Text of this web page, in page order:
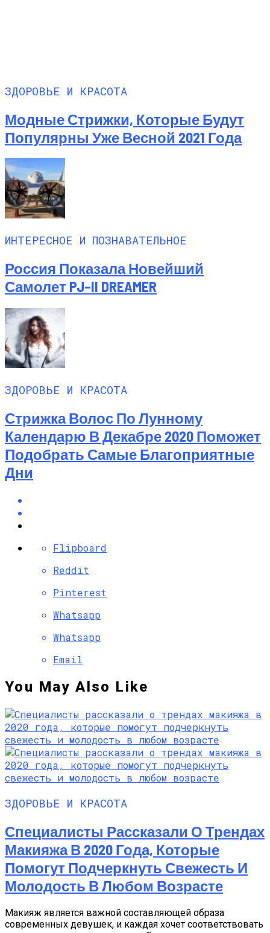
ЗДОРОВЬЕ И КРАСОТА
Модные Стрижки, Которые Будут
Популярны Уже Весной 2021 Года
ИНТЕРЕСНОЕ И ПОЗНАВАТЕЛЬНОЕ
Россия Показала Новейший
Самолет PJ–II DREAMER
ЗДОРОВЬЕ И КРАСОТА
Стрижка Волос По Лунному
Календарю В Декабре 2020 Поможет
Подобрать Самые Благоприятные
Дни
Flipboard
Reddit
Pinterest
Whatsapp
Whatsapp
Email
You May Also Like
ЗДОРОВЬЕ И КРАСОТА
Специалисты Рассказали О Трендах
Макияжа В 2020 Года, Которые
Помогут Подчеркнуть Свежесть И
Молодость В Любом Возрасте
Макияж является важной составляющей образа
современных девушек, и каждая хочет соответствовать